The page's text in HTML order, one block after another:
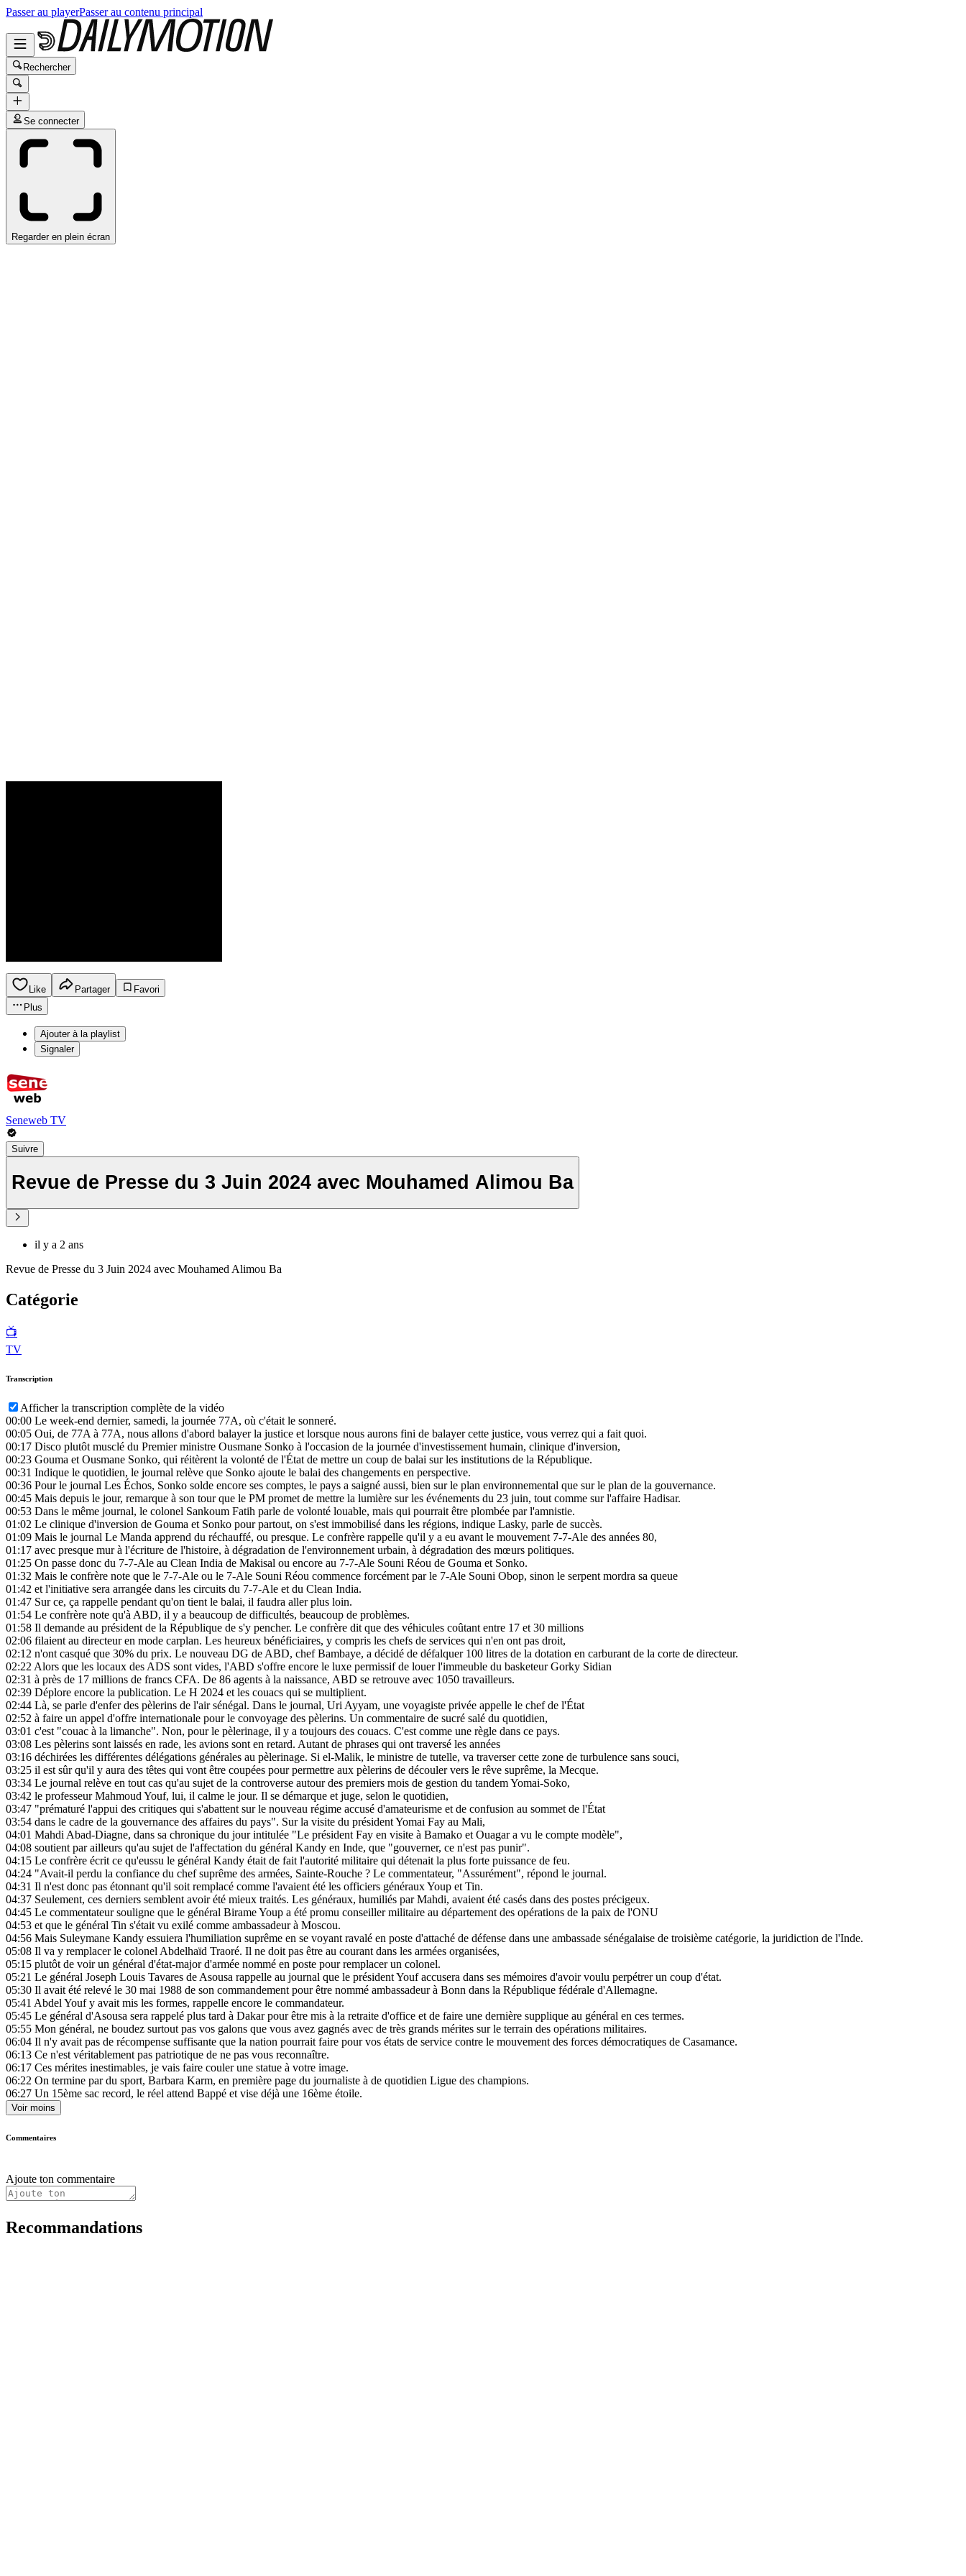
Passer au playerPasser au contenu principal
Rechercher
Se connecter
Regarder en plein écran
Like Partager
Favori
Plus
Ajouter à la playlist
Signaler
Seneweb TV
Suivre
Revue de Presse du 3 Juin 2024 avec Mouhamed Alimou Ba
il y a 2 ans
Revue de Presse du 3 Juin 2024 avec Mouhamed Alimou Ba
Catégorie
📺
TV
Transcription
Afficher la transcription complète de la vidéo
00:00 Le week-end dernier, samedi, la journée 77A, où c'était le sonneré.
00:05 Oui, de 77A à 77A, nous allons d'abord balayer la justice et lorsque nous aurons fini de balayer cette justice, vous verrez qui a fait quoi.
00:17 Disco plutôt musclé du Premier ministre Ousmane Sonko à l'occasion de la journée d'investissement humain, clinique d'inversion,
00:23 Gouma et Ousmane Sonko, qui réitèrent la volonté de l'État de mettre un coup de balai sur les institutions de la République.
00:31 Indique le quotidien, le journal relève que Sonko ajoute le balai des changements en perspective.
00:36 Pour le journal Les Échos, Sonko solde encore ses comptes, le pays a saigné aussi, bien sur le plan environnemental que sur le plan de la gouvernance.
00:45 Mais depuis le jour, remarque à son tour que le PM promet de mettre la lumière sur les événements du 23 juin, tout comme sur l'affaire Hadisar.
00:53 Dans le même journal, le colonel Sankoum Fatih parle de volonté louable, mais qui pourrait être plombée par l'amnistie.
01:02 Le clinique d'inversion de Gouma et Sonko pour partout, on s'est immobilisé dans les régions, indique Lasky, parle de succès.
01:09 Mais le journal Le Manda apprend du réchauffé, ou presque. Le confrère rappelle qu'il y a eu avant le mouvement 7-7-Ale des années 80,
01:17 avec presque mur à l'écriture de l'histoire, à dégradation de l'environnement urbain, à dégradation des mœurs politiques.
01:25 On passe donc du 7-7-Ale au Clean India de Makisal ou encore au 7-7-Ale Souni Réou de Gouma et Sonko.
01:32 Mais le confrère note que le 7-7-Ale ou le 7-Ale Souni Réou commence forcément par le 7-Ale Souni Obop, sinon le serpent mordra sa queue
01:42 et l'initiative sera arrangée dans les circuits du 7-7-Ale et du Clean India.
01:47 Sur ce, ça rappelle pendant qu'on tient le balai, il faudra aller plus loin.
01:54 Le confrère note qu'à ABD, il y a beaucoup de difficultés, beaucoup de problèmes.
01:58 Il demande au président de la République de s'y pencher. Le confrère dit que des véhicules coûtant entre 17 et 30 millions
02:06 filaient au directeur en mode carplan. Les heureux bénéficiaires, y compris les chefs de services qui n'en ont pas droit,
02:12 n'ont casqué que 30% du prix. Le nouveau DG de ABD, chef Bambaye, a décidé de défalquer 100 litres de la dotation en carburant de la corte de directeur.
02:22Alors que les locaux des ADS sont vides, l'ABD s'offre encore le luxe permissif de louer l'immeuble du basketeur Gorky Sidian
02:31 à près de 17 millions de francs CFA. De 86 agents à la naissance, ABD se retrouve avec 1050 travailleurs.
02:39 Déplore encore la publication. Le H 2024 et les couacs qui se multiplient.
02:44 Là, se parle d'enfer des pèlerins de l'air sénégal. Dans le journal, Uri Ayyam, une voyagiste privée appelle le chef de l'État
02:52 à faire un appel d'offre internationale pour le convoyage des pèlerins. Un commentaire de sucré salé du quotidien,
03:01 c'est "couac à la limanche". Non, pour le pèlerinage, il y a toujours des couacs. C'est comme une règle dans ce pays.
03:08 Les pèlerins sont laissés en rade, les avions sont en retard. Autant de phrases qui ont traversé les années
03:16 déchirées les différentes délégations générales au pèlerinage. Si el-Malik, le ministre de tutelle, va traverser cette zone de turbulence sans souci,
03:25 il est sûr qu'il y aura des têtes qui vont être coupées pour permettre aux pèlerins de découler vers le rêve suprême, la Mecque.
03:34 Le journal relève en tout cas qu'au sujet de la controverse autour des premiers mois de gestion du tandem Yomai-Soko,
03:42 le professeur Mahmoud Youf, lui, il calme le jour. Il se démarque et juge, selon le quotidien,
03:47 "prématuré l'appui des critiques qui s'abattent sur le nouveau régime accusé d'amateurisme et de confusion au sommet de l'État
03:54 dans le cadre de la gouvernance des affaires du pays". Sur la visite du président Yomai Fay au Mali,
04:01 Mahdi Abad-Diagne, dans sa chronique du jour intitulée "Le président Fay en visite à Bamako et Ouagar a vu le compte modèle",
04:08 soutient par ailleurs qu'au sujet de l'affectation du général Kandy en Inde, que "gouverner, ce n'est pas punir".
04:15 Le confrère écrit ce qu'eussu le général Kandy était de fait l'autorité militaire qui détenait la plus forte puissance de feu.
04:24 "Avait-il perdu la confiance du chef suprême des armées, Sainte-Rouche ? Le commentateur, "Assurément", répond le journal.
04:31 Il n'est donc pas étonnant qu'il soit remplacé comme l'avaient été les officiers généraux Youp et Tin.
04:37 Seulement, ces derniers semblent avoir été mieux traités. Les généraux, humiliés par Mahdi, avaient été casés dans des postes précigeux.
04:45 Le commentateur souligne que le général Birame Youp a été promu conseiller militaire au département des opérations de la paix de l'ONU
04:53 et que le général Tin s'était vu exilé comme ambassadeur à Moscou.
04:56 Mais Suleymane Kandy essuiera l'humiliation suprême en se voyant ravalé en poste d'attaché de défense dans une ambassade sénégalaise de troisième catégorie, la juridiction de l'Inde.
05:08 Il va y remplacer le colonel Abdelhaïd Traoré. Il ne doit pas être au courant dans les armées organisées,
05:15 plutôt de voir un général d'état-major d'armée nommé en poste pour remplacer un colonel.
05:21 Le général Joseph Louis Tavares de Asousa rappelle au journal que le président Youf accusera dans ses mémoires d'avoir voulu perpétrer un coup d'état.
05:30 Il avait été relevé le 30 mai 1988 de son commandement pour être nommé ambassadeur à Bonn dans la République fédérale d'Allemagne.
05:41 Abdel Youf y avait mis les formes, rappelle encore le commandateur.
05:45 Le général d'Asousa sera rappelé plus tard à Dakar pour être mis à la retraite d'office et de faire une dernière supplique au général en ces termes.
05:55 Mon général, ne boudez surtout pas vos galons que vous avez gagnés avec de très grands mérites sur le terrain des opérations militaires.
06:04 Il n'y avait pas de récompense suffisante que la nation pourrait faire pour vos états de service contre le mouvement des forces démocratiques de Casamance.
06:13 Ce n'est véritablement pas patriotique de ne pas vous reconnaître.
06:17 Ces mérites inestimables, je vais faire couler une statue à votre image.
06:22 On termine par du sport, Barbara Karm, en première page du journaliste à de quotidien Ligue des champions.
06:27 Un 15ème sac record, le réel attend Bappé et vise déjà une 16ème étoile.
Voir moins
Commentaires
Ajoute ton commentaire
Recommandations